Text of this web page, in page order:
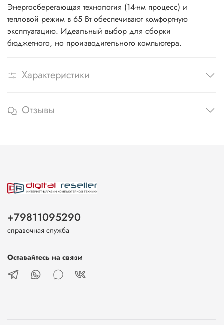
Энергосберегающая технология (14-нм процесс) и
тепловой режим в 65 Вт обеспечивают комфортную
эксплуатацию. Идеальный выбор для сборки
бюджетного, но производительного компьютера.
Характеристики
Отзывы
+79811095290
справочная служба
Оставайтесь на связи